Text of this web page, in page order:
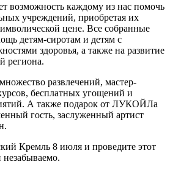
возможность каждому из нас помочь
учреждений, приобретая их
цене. Все собранные
детям-сиротам и детям с
здоровья, а также на развитие
региона.​
развлечений, мастер-
бесплатных угощений и
А также подарок от ЛУКОЙЛа
гость, заслуженный артист
Кремль 8 июля и проведите этот
незабываемо.